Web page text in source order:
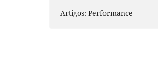
Artigos: Performance